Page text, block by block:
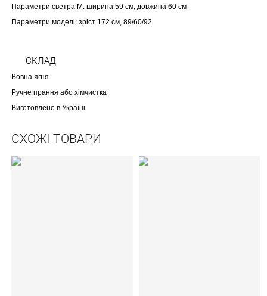
Параметри светра M: ширина 59 см, довжина 60 см
Параметри моделі: зріст 172 см, 89/60/92
СКЛАД
Вовна ягня
Ручне прання або хімчистка
Виготовлено в Україні
СХОЖІ ТОВАРИ